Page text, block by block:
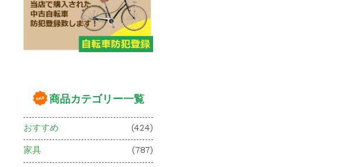
商品カテゴリー一覧
おすすめ (424)
家具 (787)